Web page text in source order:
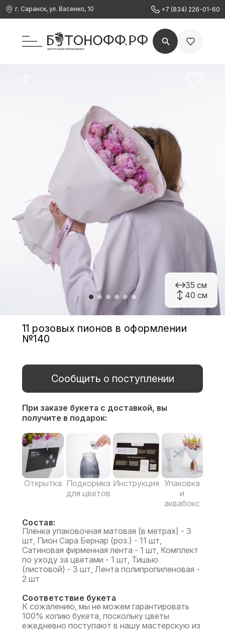
г. Саранск, ул. Васенко, 10 +7 (834) 226-01-60
35 см
40 см
11 розовых пионов в оформлении
№140
Сообщить о поступлении
При заказе букета с доставкой, вы
получите в подарок:
Открытка Подкормка
для цветов
Инструкция Упаковка
и
аквабокс
Состав:
Плёнка упаковочная матовая (в метрах) - 3
шт, Пион Сара Бернар (роз.) - 11 шт,
Сатиновая фирменная лента - 1 шт, Комплект
по уходу за цветами - 1 шт, Тишью
(листовой) - 3 шт, Лента полипропиленовая -
2 шт
Соответствие букета
К сожалению, мы не можем гарантировать
100% копию букета, поскольку цветы
ежедневно поступают в нашу мастерскую из